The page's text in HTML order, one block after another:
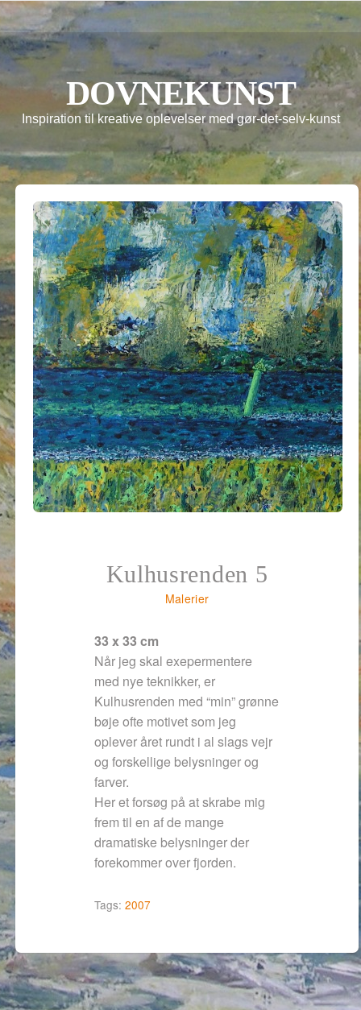
DOVNEKUNST
Inspiration til kreative oplevelser med gør-det-selv-kunst
Kulhusrenden 5
Malerier
33 x 33 cm
Når jeg skal exepermentere
med nye teknikker, er
Kulhusrenden med “min” grønne
bøje ofte motivet som jeg
oplever året rundt i al slags vejr
og forskellige belysninger og
farver.
Her et forsøg på at skrabe mig
frem til en af de mange
dramatiske belysninger der
forekommer over fjorden.
Tags: 2007
Post
navigation